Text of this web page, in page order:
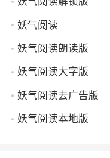
妖气阅读
妖气阅读朗读版
妖气阅读大字版
妖气阅读去广告版
妖气阅读本地版